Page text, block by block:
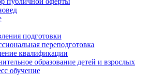
подготовки
переподготовка
квалификации
образование детей и взрослых
обучение